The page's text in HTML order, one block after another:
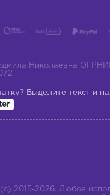
Николаевна
Выделите текст и
2015-2026. Любое